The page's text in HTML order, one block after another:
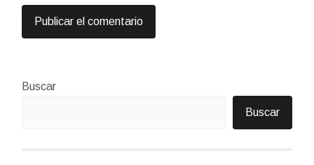
Buscar
Buscar